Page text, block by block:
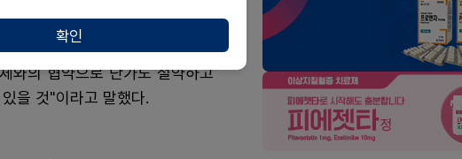
는 사업을 몇 해간 진행하기 어
와의 협약으로 단가도 절약하고
을 것"이라고 말했다.
확인